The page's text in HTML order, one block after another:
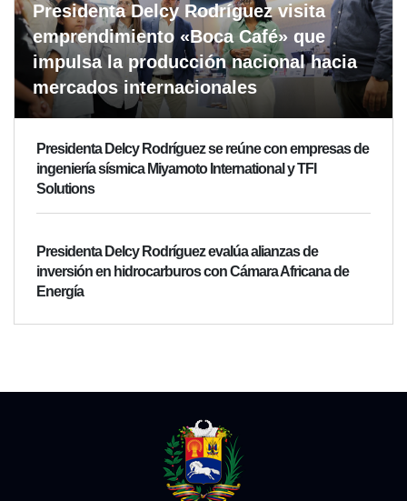
Presidenta Delcy Rodríguez visita
emprendimiento «Boca Café» que
impulsa la producción nacional hacia
mercados internacionales
Presidenta Delcy Rodríguez se reúne con empresas de
ingeniería sísmica Miyamoto International y TFI
Solutions
Presidenta Delcy Rodríguez evalúa alianzas de
inversión en hidrocarburos con Cámara Africana de
Energía